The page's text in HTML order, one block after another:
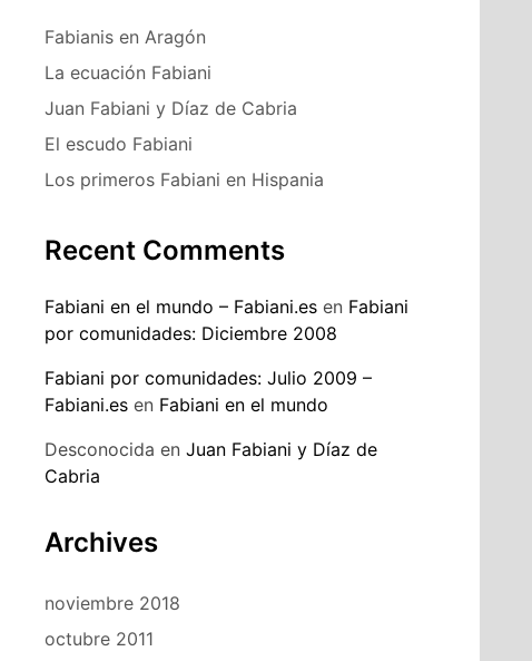
Fabianis en Aragón
La ecuación Fabiani
Juan Fabiani y Díaz de Cabria
El escudo Fabiani
Los primeros Fabiani en Hispania
Recent Comments
Fabiani en el mundo – Fabiani.es en Fabiani
por comunidades: Diciembre 2008
Fabiani por comunidades: Julio 2009 –
Fabiani.es en Fabiani en el mundo
Desconocida en Juan Fabiani y Díaz de
Cabria
Archives
noviembre 2018
octubre 2011